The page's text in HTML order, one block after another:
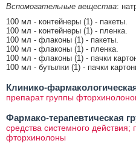
Вспомогательные вещества:
100 мл - контейнеры (1) - пакеты.
100 мл - контейнеры (1) - пленка.
100 мл - флаконы (1) - пакеты.
100 мл - флаконы (1) - пленка.
100 мл - флаконы (1) - пачки
100 мл - бутылки (1) - пачки
Клинико-
препарат группы
Фармако-терапевтическая
средства системного
фторхинолоны